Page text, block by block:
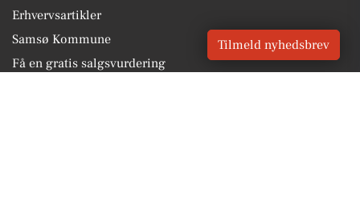
Erhvervsartikler
Samsø Kommune
Få en gratis salgsvurdering
Tilmeld nyhedsbrev